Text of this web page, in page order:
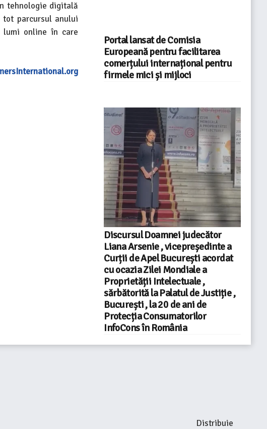
tehnologie digitală
parcursul anului
online în care
Portal lansat de Comisia
Europeană pentru facilitarea
comerțului internațional pentru
firmele mici și mijloci
Discursul Doamnei judecător
Liana Arsenie , vicepreședinte a
Curții de Apel București acordat
cu ocazia Zilei Mondiale a
Proprietății Intelectuale ,
sărbătorită la Palatul de Justiție ,
București , la 20 de ani de
Protecția Consumatorilor
InfoCons în România
Distribuie